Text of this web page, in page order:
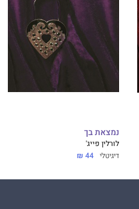
נמצאת בך
לורלין פייג'
דיגיטלי 44 ₪